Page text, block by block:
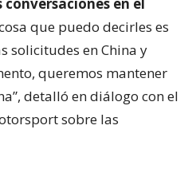
en el
que puedo decirles es
solicitudes en China y
queremos mantener
detalló en diálogo con el
sobre las